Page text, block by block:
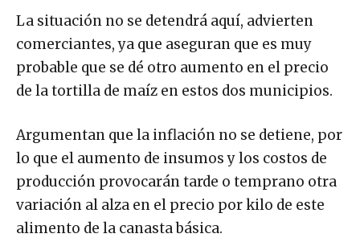
La situación no se detendrá aquí, advierten
comerciantes, ya que aseguran que es muy
probable que se dé otro aumento en el precio
de la tortilla de maíz en estos dos municipios.
Argumentan que la inflación no se detiene, por
lo que el aumento de insumos y los costos de
producción provocarán tarde o temprano otra
variación al alza en el precio por kilo de este
alimento de la canasta básica.